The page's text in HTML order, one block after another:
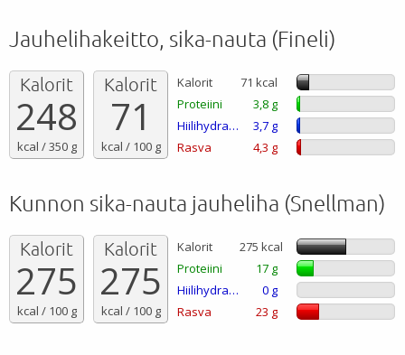
Jauhelihakeitto, sika-nauta (Fineli)
Kalorit
248
kcal / 350 g
Kalorit
71
kcal / 100 g
Kalorit
71 kcal
Proteiini
3,8 g
Hiilihydraatti
3,7 g
Rasva
4,3 g
Kunnon sika-nauta jauheliha (Snellman)
Kalorit
275
kcal / 100 g
Kalorit
275
kcal / 100 g
Kalorit
275 kcal
Proteiini
17 g
Hiilihydraatti
0 g
Rasva
23 g